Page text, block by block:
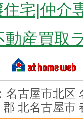
宅|仲介
動産買取
名古屋市北区
郡 北名古屋市